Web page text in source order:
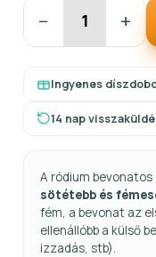
− +
Ingyenes
14 nap
A ródium
sötétebb és
fém, a bevonat az
ellenállóbb a külső
izzadás, stb).